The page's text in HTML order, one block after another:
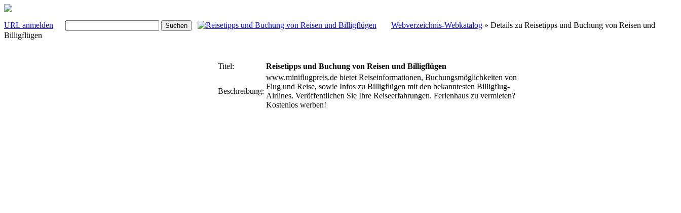
URL anmelden Webverzeichnis-Webkatalog » Details zu Reisetipps und Buchung von Reisen und
Billigflügen
Titel: Reisetipps und Buchung von Reisen und Billigflügen
Beschreibung:
www.miniflugpreis.de bietet Reiseinformationen, Buchungsmöglichkeiten von
Flug und Reise, sowie Infos zu Billigflügen mit den bekanntesten Billigflug-
Airlines. Veröffentlichen Sie Ihre Reiseerfahrungen. Ferienhaus zu vermieten?
Kostenlos werben!